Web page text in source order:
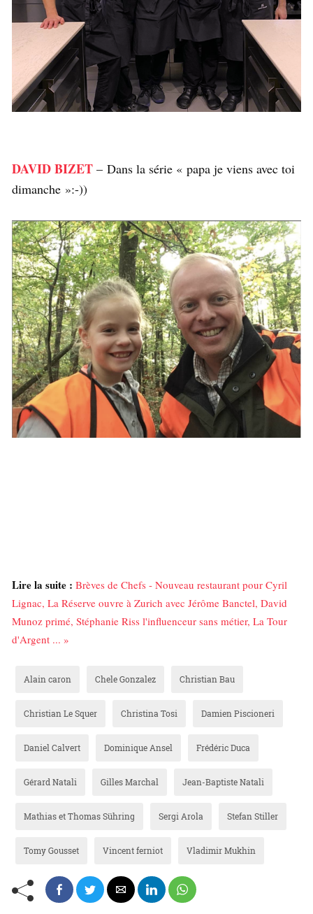
DAVID BIZET – Dans la série « papa je viens avec toi
dimanche »:-))
Lire la suite : Brèves de Chefs - Nouveau restaurant pour Cyril
Lignac, La Réserve ouvre à Zurich avec Jérôme Banctel, David
Munoz primé, Stéphanie Riss l'influenceur sans métier, La Tour
d'Argent ... »
Alain caron Chele Gonzalez Christian Bau
Christian Le Squer Christina Tosi Damien Piscioneri
Daniel Calvert Dominique Ansel Frédéric Duca
Gérard Natali Gilles Marchal Jean-Baptiste Natali
Mathias et Thomas Sühring Sergi Arola Stefan Stiller
Tomy Gousset Vincent ferniot Vladimir Mukhin